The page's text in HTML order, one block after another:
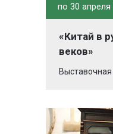
по 30 апреля
«Китай в
веков»